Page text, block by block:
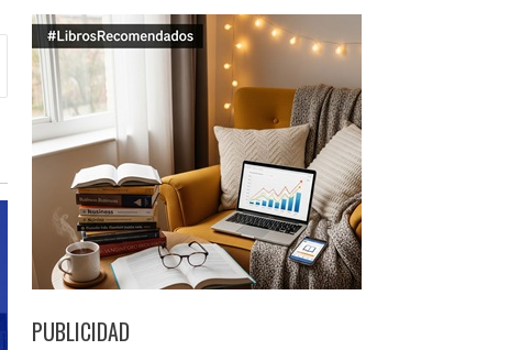
PUBLICIDAD